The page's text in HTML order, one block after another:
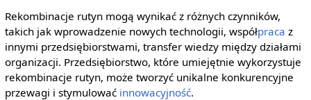
Rekombinacje rutyn mogą wynikać z różnych czynników,
takich jak wprowadzenie nowych technologii, współpraca z
innymi przedsiębiorstwami, transfer wiedzy między działami
organizacji. Przedsiębiorstwo, które umiejętnie wykorzystuje
rekombinacje rutyn, może tworzyć unikalne konkurencyjne
przewagi i stymulować innowacyjność.